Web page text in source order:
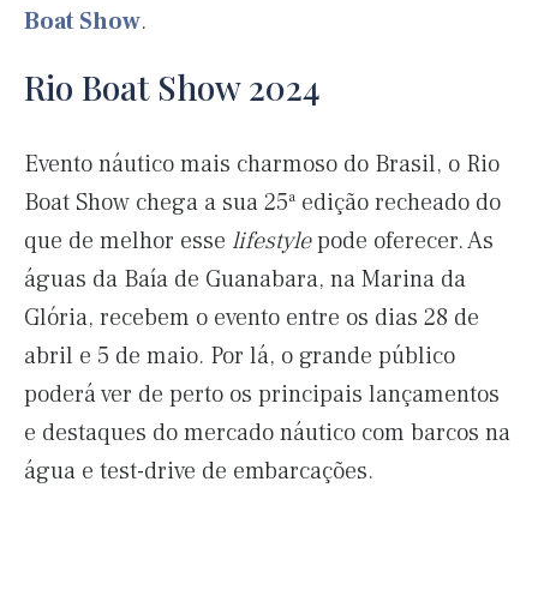
Boat Show.
Rio Boat Show 2024
Evento náutico mais charmoso do Brasil, o Rio
Boat Show chega a sua 25ª edição recheado do
que de melhor esse lifestylepode oferecer. As
águas da Baía de Guanabara, na Marina da
Glória, recebem o evento entre os dias 28 de
abril e 5 de maio. Por lá, o grande público
poderá ver de perto os principais lançamentos
e destaques do mercado náutico com barcos na
água e test-drive de embarcações.